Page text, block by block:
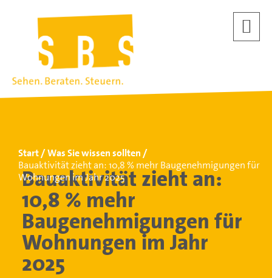
Start
Was Sie wissen sollten
Bauaktivität zieht an: 10,8 % mehr Baugenehmigungen für
Wohnungen im Jahr 2025
Bauaktivität zieht an:
10,8 % mehr
Baugenehmigungen für
Wohnungen im Jahr
2025